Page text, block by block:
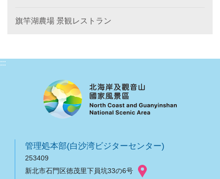
旗竿湖農場 景観レストラン
:::
管理処本部(白沙湾ビジターセンター)
253409
新北市石門区徳茂里下員坑33の6号